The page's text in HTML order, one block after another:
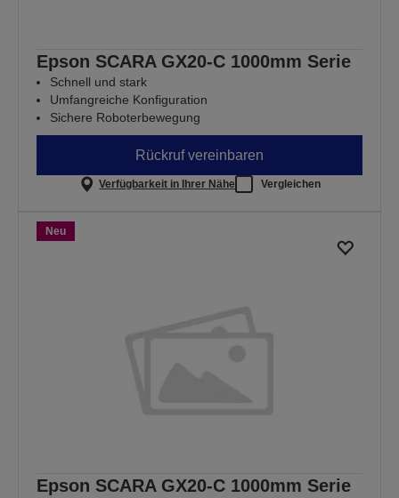
Epson SCARA GX20-C 1000mm Serie
Schnell und stark
Umfangreiche Konfiguration
Sichere Roboterbewegung
Rückruf vereinbaren
Verfügbarkeit in Ihrer Nähe Vergleichen
Neu
Epson SCARA GX20-C 1000mm Serie